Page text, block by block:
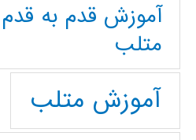
آموزش قدم به قدم
متلب
آموزش متلب